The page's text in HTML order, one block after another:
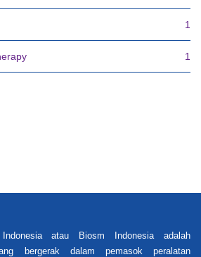
1
1
atau Biosm Indonesia adalah
bergerak dalam pemasok peralatan